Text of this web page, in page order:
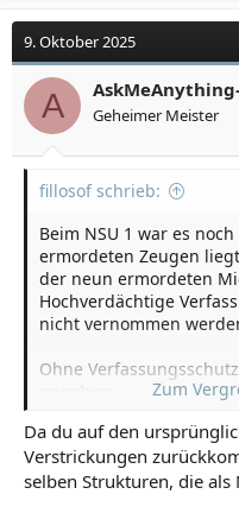
9. Oktober 2025
A Geheimer Meister
fillosof schrieb:
Beim NSU 1 war es
ermordeten Zeugen
der neun ermordeten
Hochverdächtige
nicht vernommen
Ohne
nach aktiver
Auf die Frage hin, ob
Zum
Da du auf den
Verstrickungen
selben Strukturen, die als